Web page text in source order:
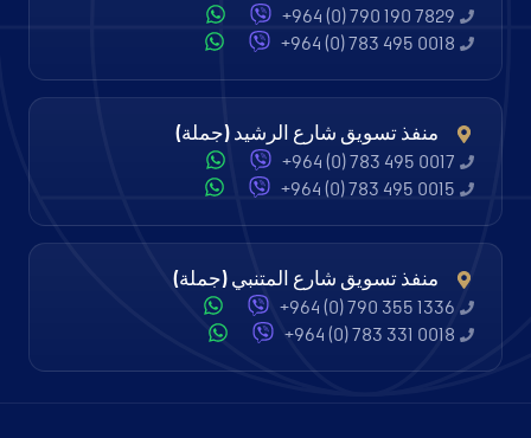
+964 (0) 790 190 7829
+964 (0) 783 495 0018
منفذ تسويق شارع الرشيد (جملة)
+964 (0) 783 495 0017
+964 (0) 783 495 0015
منفذ تسويق شارع المتنبي (جملة)
+964 (0) 790 355 1336
+964 (0) 783 331 0018